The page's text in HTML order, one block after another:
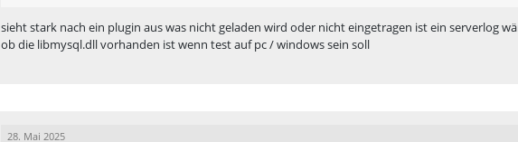
sieht stark nach ein plugin aus was nicht geladen wird oder nicht eingetragen ist ein serverlog
ob die libmysql.dll vorhanden ist wenn test auf pc / windows sein soll
28. Mai 2025